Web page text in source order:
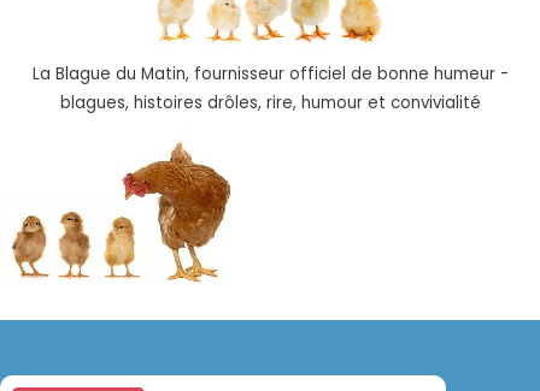
La Blague du Matin, fournisseur officiel de bonne humeur -
blagues, histoires drôles, rire, humour et convivialité